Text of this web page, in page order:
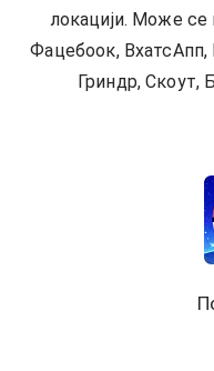
локацији. Може
Фацебоок,
Гриндр, Скоут,